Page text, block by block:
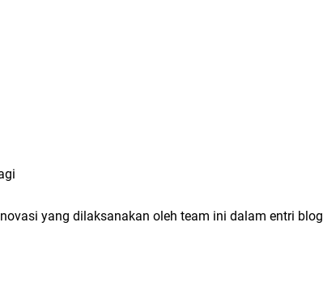
yang dilaksanakan oleh team ini dalam entri blog